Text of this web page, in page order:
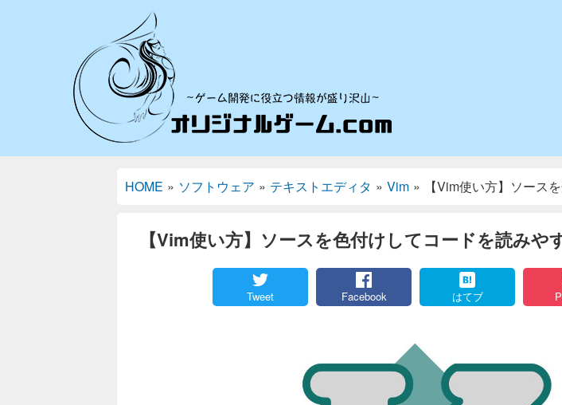
HOME » ソフトウェア » テキストエディタ » Vim » 【Vim使い方】ソース
【Vim使い方】ソースを色付けしてコードを読みや
Tweet Facebook はてブ